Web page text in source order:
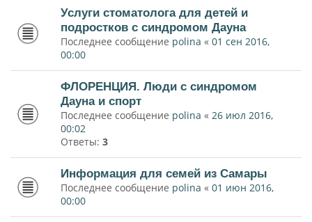
Услуги стоматолога для детей и
подростков с синдромом Дауна
Последнее сообщение polina « 01 сен 2016,
00:00
ФЛОРЕНЦИЯ. Люди с синдромом
Дауна и спорт
Последнее сообщение polina « 26 июл 2016,
00:02
Ответы: 3
Информация для семей из Самары
Последнее сообщение polina « 01 июн 2016,
00:00